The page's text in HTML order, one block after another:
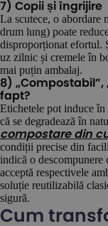
7) Copii și îngrijire
La scutece, o abordare
drum lung) poate
disproporționat efortul.
uz zilnic și cremele în
mai puțin ambalaj.
8)
fapt?
Etichetele pot induce în
că se degradează în
compostare din
condiții precise din
indică o descompunere
acceptă respectivele
soluție reutilizabilă
sigură.
Cum